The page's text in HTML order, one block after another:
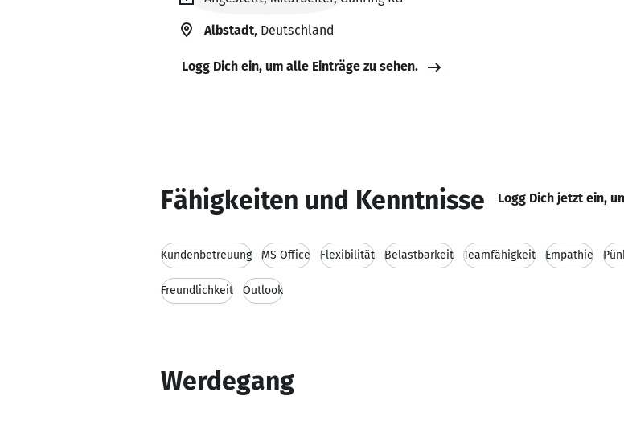
Albstadt, Deutschland
Logg Dich ein, um alle Einträge zu sehen.
Fähigkeiten und Kenntnisse Logg Dich jetzt ein,
Kundenbetreuung MS Office Flexibilität Belastbarkeit Teamfähigkeit Empathie
Freundlichkeit Outlook
Werdegang